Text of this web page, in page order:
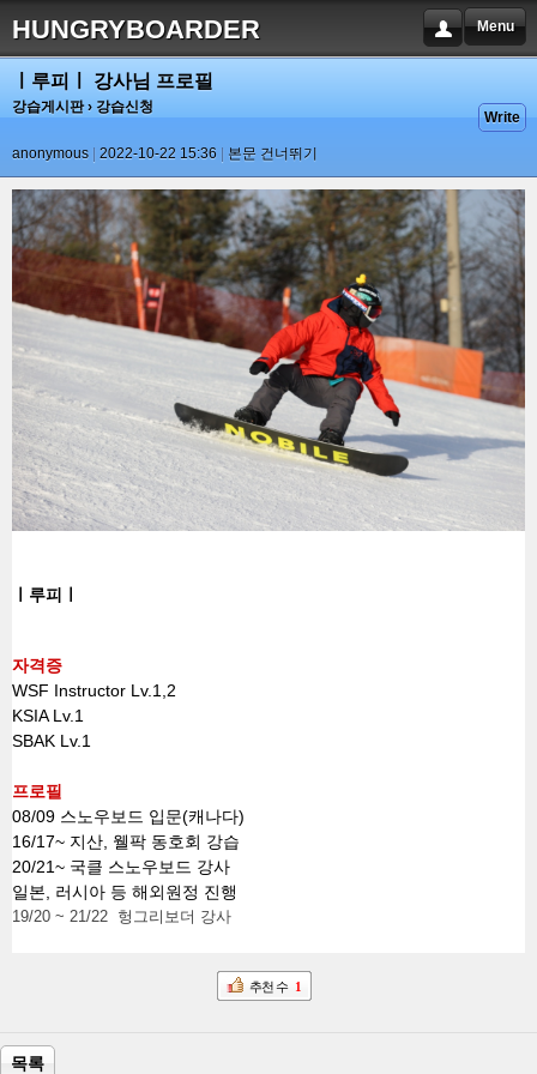
HUNGRYBOARDER Menu
ㅣ루피ㅣ 강사님 프로필
강습게시판› 강습신청
anonymous 2022-10-22 15:36 본문 건너뛰기
Write
ㅣ루피ㅣ
자격증
WSF Instructor Lv.1,2
KSIA Lv.1
SBAK Lv.1
프로필
08/09 스노우보드 입문(캐나다)
16/17~ 지산, 웰팍 동호회 강습
20/21~ 국클 스노우보드 강사
일본, 러시아 등 해외원정 진행
19/20 ~ 21/22 헝그리보더 강사
추천 수 1
목록